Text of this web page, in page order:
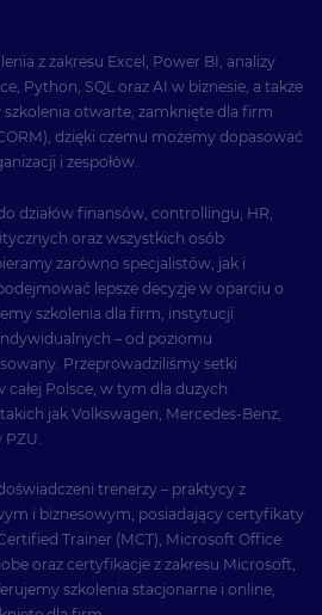
z zakresu Excel, Power BI, analizy
Python, SQL oraz AI w biznesie, a także
szkolenia otwarte, zamknięte dla firm
dzięki czemu możemy dopasować
i zespołów.
działów finansów, controllingu, HR,
oraz wszystkich osób
zarówno specjalistów, jak i
lepsze decyzje w oparciu o
szkolenia dla firm, instytucji
– od poziomu
Przeprowadziliśmy setki
Polsce, w tym dla dużych
jak Volkswagen, Mercedes-Benz,
trenerzy – praktycy z
i biznesowym, posiadający certyfikaty
Trainer (MCT), Microsoft Office
oraz certyfikacje z zakresu Microsoft,
szkolenia stacjonarne i online,